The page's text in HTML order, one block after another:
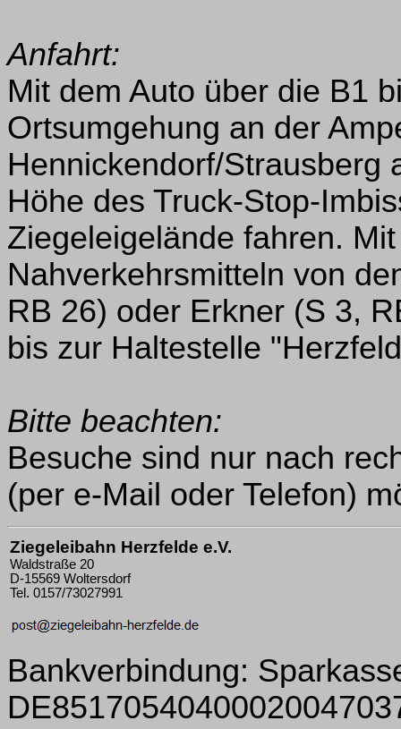
Anfahrt:
Mit dem Auto über die B1
Ortsumgehung an der
Hennickendorf/Strausberg
Höhe des Truck-Stop-
Ziegeleigelände fahren.
Nahverkehrsmitteln von
RB 26) oder Erkner (S 3,
bis zur Haltestelle
Bitte beachten:
Besuche sind nur nach
(per e-Mail oder Telefon)
Ziegeleibahn Herzfelde e.V.
Waldstraße 20
D-15569 Woltersdorf
Tel. 0157/73027991
Bankverbindung: